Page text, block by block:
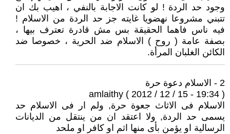
وجود حد الردة ! لو كانت الاجابة بالنفي ، اهيب بك ان
تتبني مشروعا نهضويا غايته جز حد الردة من الاسلام !
فيه ناس فاهما الحقيقة بس مش قادرة تعترف بيها ،
بصفة عامة ( روح ) الاسلام ضد الحرية ، خصوصا ضد
الكائن الغلبان المرأة.
2 - الاسلام دعوة حرة
amlaithy ( 2012 / 12 / 15 - 19:34 )
الاسلام فى الاثاث جعوة حرة, ولم ار فى الاسلام حد
يسمى حد الردة, ولا اعتقد ان من ينتقل من الديانات
الرسالية او يؤمن بأى منها اثم او كافر او ملحد